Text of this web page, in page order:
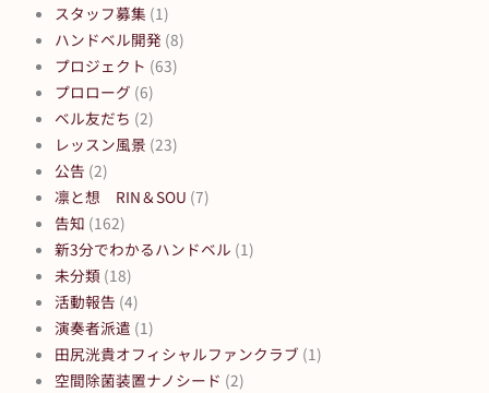
スタッフ募集 (1)
ハンドベル開発 (8)
プロジェクト (63)
プロローグ (6)
ベル友だち (2)
レッスン風景 (23)
公告 (2)
凛と想 RIN＆SOU (7)
告知 (162)
新3分でわかるハンドベル (1)
未分類 (18)
活動報告 (4)
演奏者派遣 (1)
田尻洸貴オフィシャルファンクラブ (1)
空間除菌装置ナノシード (2)